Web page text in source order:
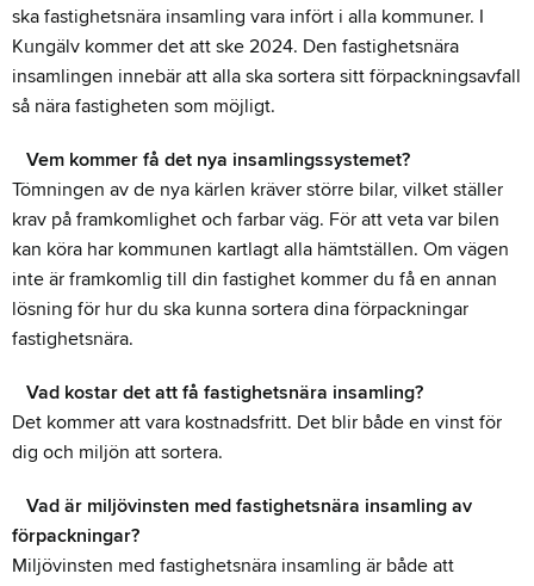
ska fastighetsnära insamling vara infört i alla kommuner. I
Kungälv kommer det att ske 2024. Den fastighetsnära
insamlingen innebär att alla ska sortera sitt förpackningsavfall
så nära fastigheten som möjligt.
Vem kommer få det nya insamlingssystemet?
Tömningen av de nya kärlen kräver större bilar, vilket ställer
krav på framkomlighet och farbar väg. För att veta var bilen
kan köra har kommunen kartlagt alla hämtställen. Om vägen
inte är framkomlig till din fastighet kommer du få en annan
lösning för hur du ska kunna sortera dina förpackningar
fastighetsnära.
Vad kostar det att få fastighetsnära insamling?
Det kommer att vara kostnadsfritt. Det blir både en vinst för
dig och miljön att sortera.
Vad är miljövinsten med fastighetsnära insamling av
förpackningar?
Miljövinsten med fastighetsnära insamling är både att